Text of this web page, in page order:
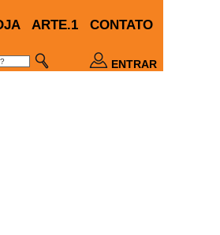
ARTE.1 CONTATO
ENTRAR